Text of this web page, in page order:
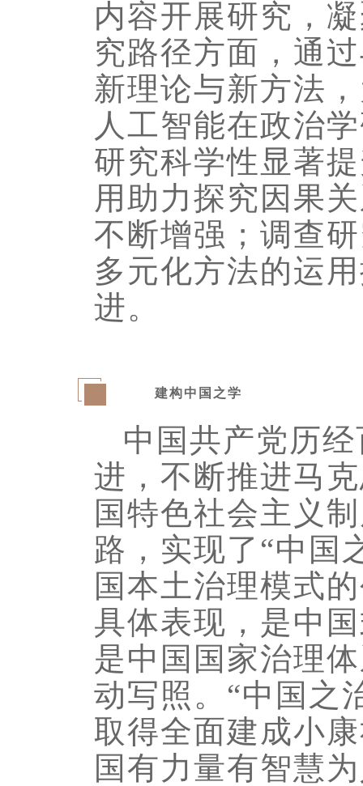
内容开展研究，
究路径方面，通
新理论与新方法
人工智能在政治
研究科学性显著
用助力探究因果
不断增强；调查
多元化方法的运
进。
建构中国之学
中国共产党历
进，不断推进马
国特色社会主义
路，实现了“中国
国本土治理模式
具体表现，是中
是中国国家治理
动写照。“中国之
取得全面建成小
国有力量有智慧